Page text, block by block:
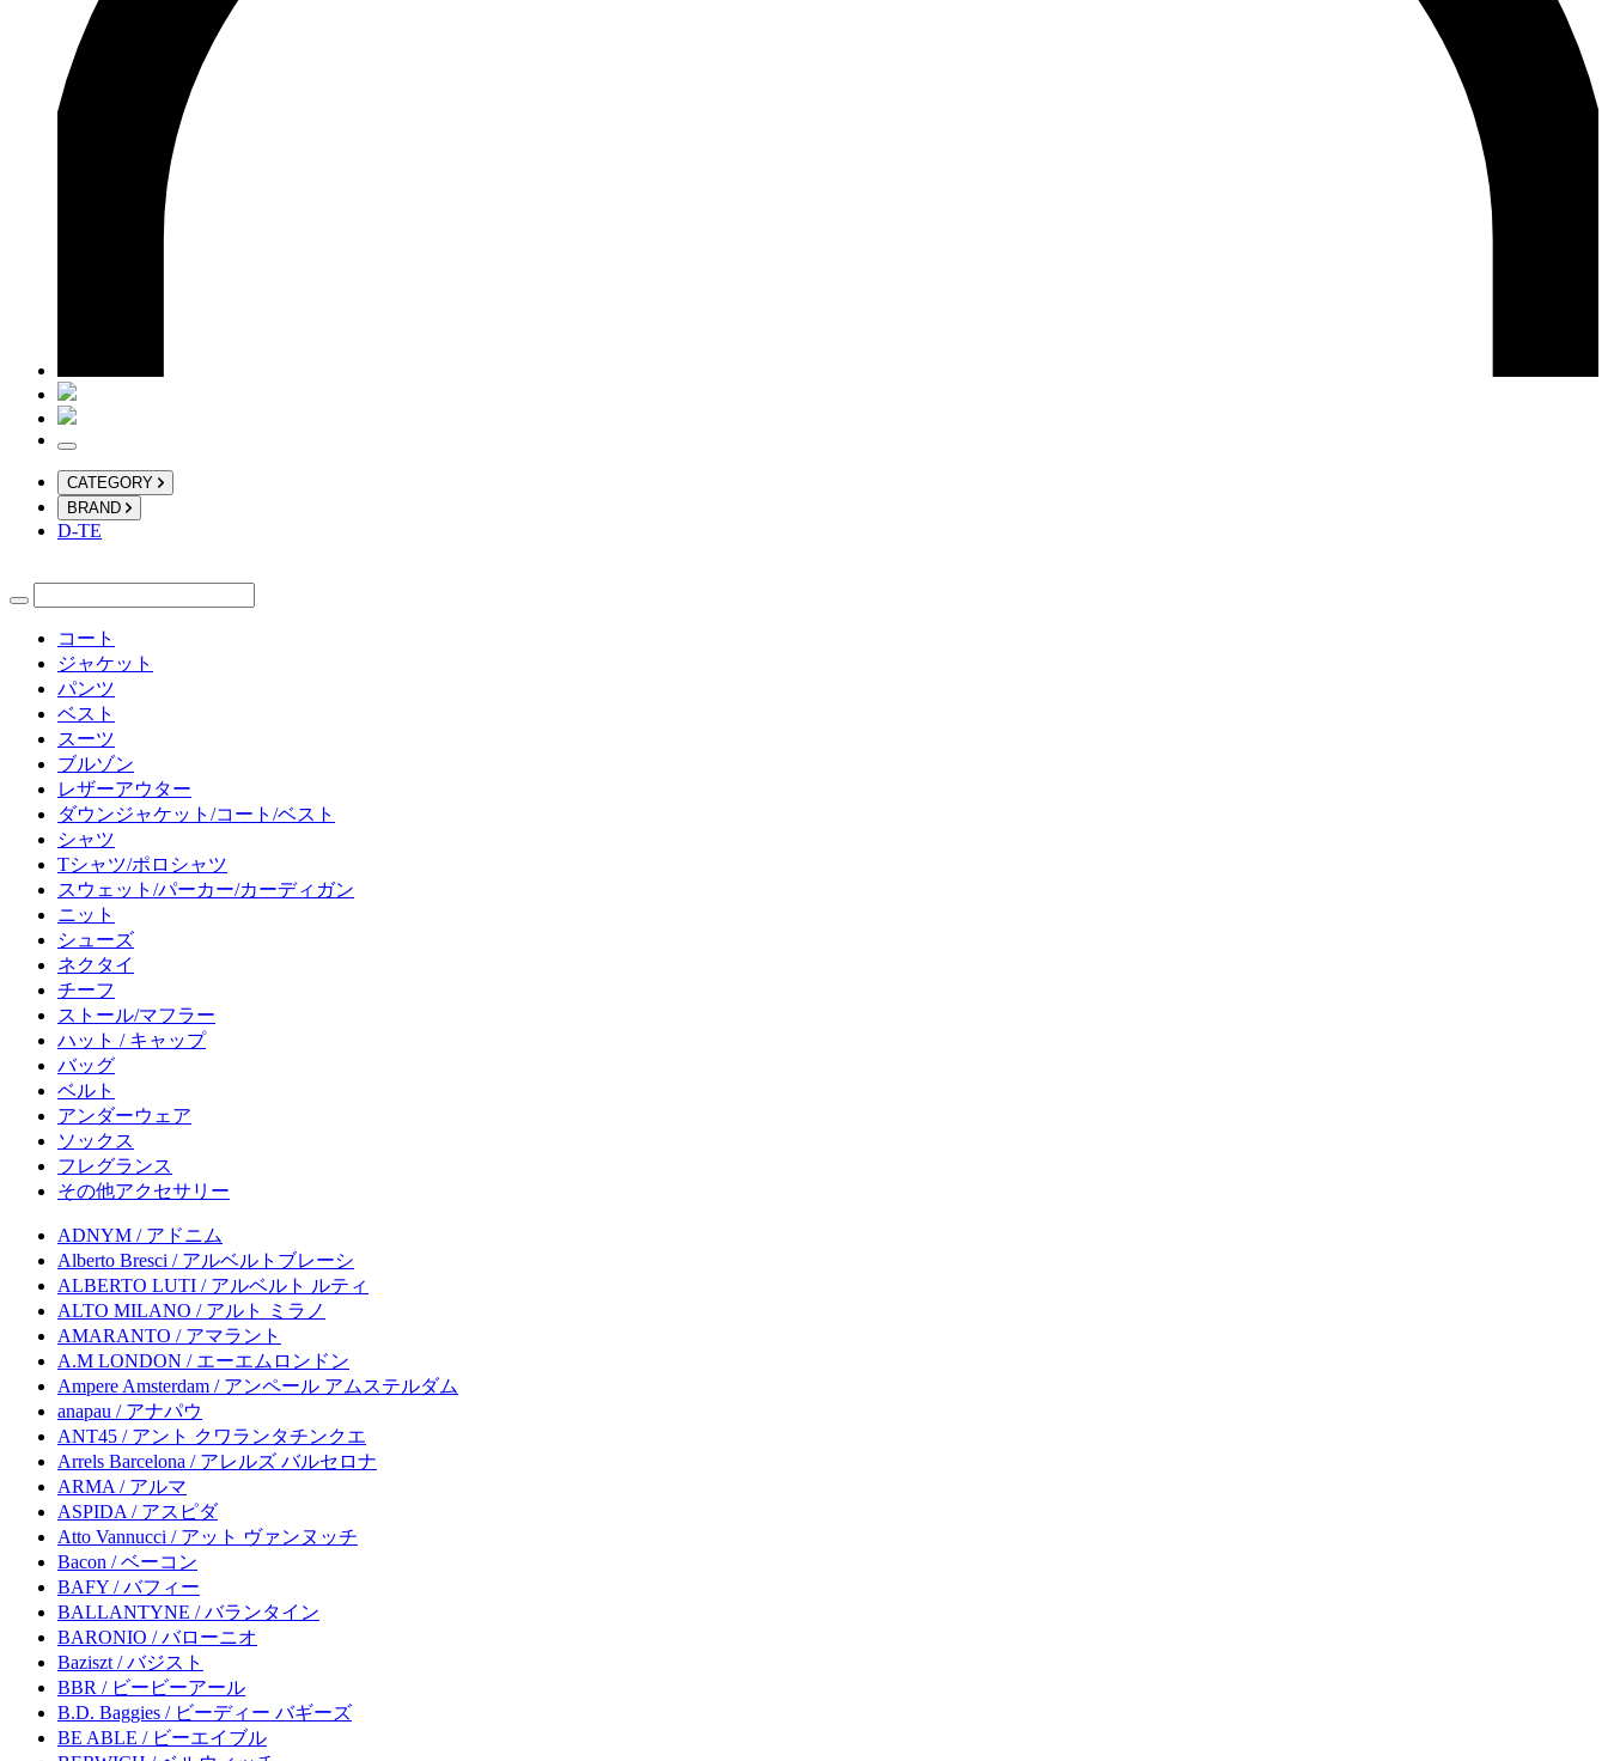
CATEGORY
BRAND
D-TE
コート
ジャケット
パンツ
ベスト
スーツ
ブルゾン
レザーアウター
ダウンジャケット/コート/ベスト
シャツ
Tシャツ/ポロシャツ
スウェット/パーカー/カーディガン
ニット
シューズ
ネクタイ
チーフ
ストール/マフラー
ハット / キャップ
バッグ
ベルト
アンダーウェア
ソックス
フレグランス
その他アクセサリー
ADNYM / アドニム
Alberto Bresci / アルベルトブレーシ
ALBERTO LUTI / アルベルト ルティ
ALTO MILANO / アルト ミラノ
AMARANTO / アマラント
A.M LONDON / エーエムロンドン
Ampere Amsterdam / アンペール アムステルダム
anapau / アナパウ
ANT45 / アント クワランタチンクエ
Arrels Barcelona / アレルズ バルセロナ
ARMA / アルマ
ASPIDA / アスピダ
Atto Vannucci / アット ヴァンヌッチ
Bacon / ベーコン
BAFY / バフィー
BALLANTYNE / バランタイン
BARONIO / バローニオ
Baziszt / バジスト
BBR / ビービーアール
B.D. Baggies / ビーディー バギーズ
BE ABLE / ビーエイブル